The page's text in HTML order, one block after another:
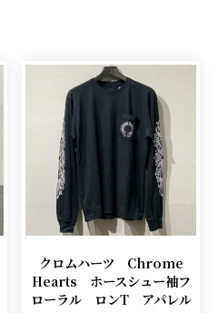
クロムハーツ Chrome
Hearts ホースシュー袖フ
ローラル ロンT アパレル